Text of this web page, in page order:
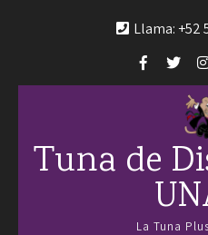
Llama: +52
Tuna de
La Tuna